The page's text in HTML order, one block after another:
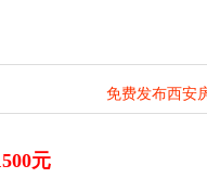
免费发布西安
元